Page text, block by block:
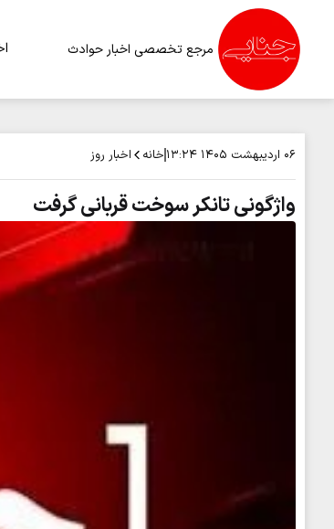
مرجع تخصصی اخبار حوادث
۰۶ اردیبهشت ۱۴۰۵ ۱۳:۲۴ خانه اخبار روز
واژگونی تانکر سوخت قربانی گرفت